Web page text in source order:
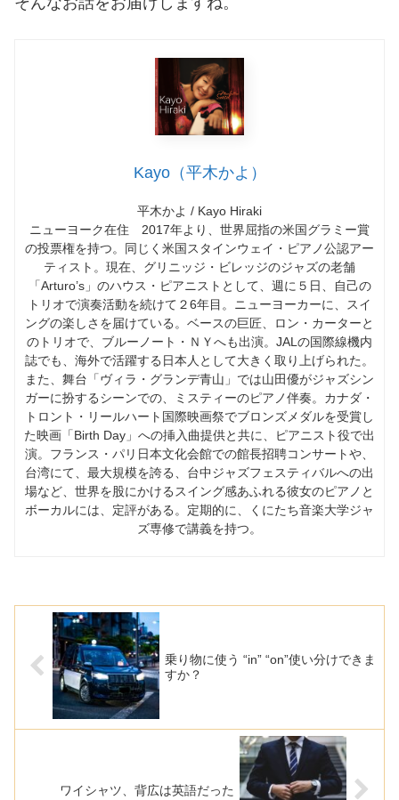
Kayo（平木かよ）
平木かよ / Kayo Hiraki
ニューヨーク在住 2017年より、世界屈指の米国グラミー賞
の投票権を持つ。同じく米国スタインウェイ・ピアノ公認アー
ティスト。現在、グリニッジ・ビレッジのジャズの老舗
「Arturo’s」のハウス・ピアニストとして、週に５日、自己の
トリオで演奏活動を続けて２6年目。ニューヨーカーに、スイ
ングの楽しさを届けている。ベースの巨匠、ロン・カーターと
のトリオで、ブルーノート・ＮＹへも出演。JALの国際線機内
誌でも、海外で活躍する日本人として大きく取り上げられた。
また、舞台「ヴィラ・グランデ青山」では山田優がジャズシン
ガーに扮するシーンでの、ミスティーのピアノ伴奏。カナダ・
トロント・リールハート国際映画祭でブロンズメダルを受賞し
た映画「Birth Day」への挿入曲提供と共に、ピアニスト役で出
演。フランス・パリ日本文化会館での館長招聘コンサートや、
台湾にて、最大規模を誇る、台中ジャズフェスティバルへの出
場など、世界を股にかけるスイング感あふれる彼女のピアノと
ボーカルには、定評がある。定期的に、くにたち音楽大学ジャ
ズ専修で講義を持つ。
乗り物に使う “in” “on”使い分けできま
すか？
ワイシャツ、背広は英語だった